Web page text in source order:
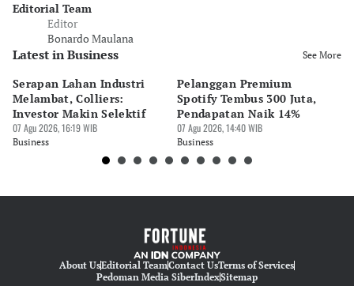
Editorial Team
Editor
Bonardo Maulana
Latest in Business See More
Serapan Lahan Industri
Melambat, Colliers:
Investor Makin Selektif
07 Agu 2026, 16:19 WIB
Business
Pelanggan Premium
Spotify Tembus 300 Juta,
Pendapatan Naik 14%
07 Agu 2026, 14:40 WIB
Business
About UsEditorial TeamContact UsTerms of Services
Pedoman Media SiberIndexSitemap